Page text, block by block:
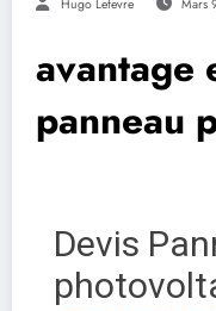
Hugo Lefevre Mars
avantage
panneau
Devis